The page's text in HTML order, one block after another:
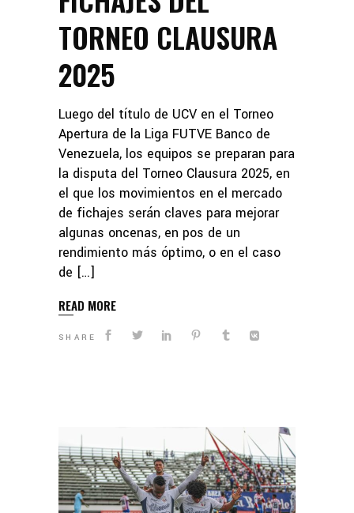
TORNEO CLAUSURA
2025
Luego del título de UCV en el Torneo
Apertura de la Liga FUTVE Banco de
Venezuela, los equipos se preparan para
la disputa del Torneo Clausura 2025, en
el que los movimientos en el mercado
de fichajes serán claves para mejorar
algunas oncenas, en pos de un
rendimiento más óptimo, o en el caso
de […]
READ MORE
SHARE